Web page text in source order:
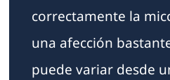
correctamente la
una afección
puede variar desde